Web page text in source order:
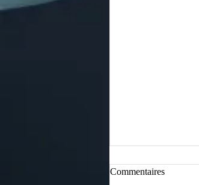
Commentaires